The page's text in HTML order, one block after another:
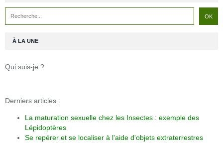
À LA UNE
Qui suis-je ?
Derniers articles :
La maturation sexuelle chez les Insectes : exemple des
Lépidoptères
Se repérer et se localiser à l'aide d'objets extraterrestres